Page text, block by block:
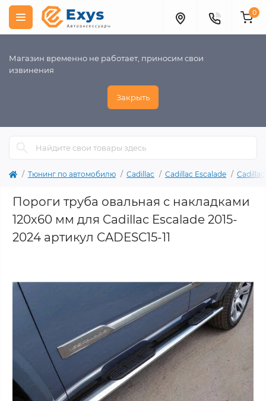
Магазин временно не работает, приносим свои
извинения
Закрыть
0
Тюнинг по автомобилю Cadillac Cadillac Escalade Cadillac
Пороги труба овальная с накладками
120х60 мм для Cadillac Escalade 2015-
2024 артикул CADESC15-11